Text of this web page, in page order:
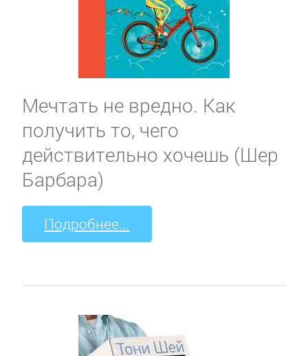
Мечтать не вредно. Как
получить то, чего
действительно хочешь (Шер
Барбара)
Подробнее...